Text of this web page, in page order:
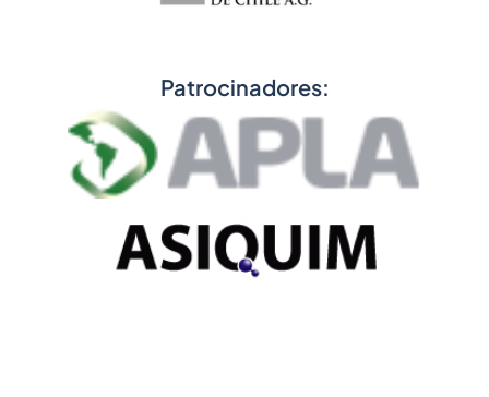
Patrocinadores: